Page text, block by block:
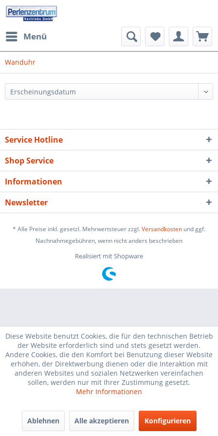
Menü
Wanduhr
Service Hotline
Shop Service
Informationen
Newsletter
* Alle Preise inkl. gesetzl. Mehrwertsteuer zzgl.Versandkosten und ggf.
Nachnahmegebühren, wenn nicht anders beschrieben
Realisiert mit Shopware
Diese Website benutzt Cookies, die für den technischen Betrieb
der Website erforderlich sind und stets gesetzt werden.
Andere Cookies, die den Komfort bei Benutzung dieser Website
erhöhen, der Direktwerbung dienen oder die Interaktion mit
anderen Websites und sozialen Netzwerken vereinfachen
sollen, werden nur mit Ihrer Zustimmung gesetzt.
Mehr Informationen
Ablehnen Alle akzeptieren Konfigurieren